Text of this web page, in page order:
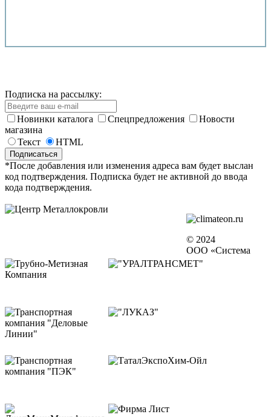
Подписка на рассылку:
Новинки каталога Спецпредложения
Новости
магазина
Текст
HTML
*После добавления или изменения адреса вам будет выслан
код подтверждения. Подписка будет не активной до ввода
кода подтверждения.
© 2024
ООО «Система